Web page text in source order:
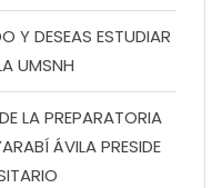
Y DESEAS ESTUDIAR
UMSNH
LA PREPARATORIA
ÁVILA PRESIDE